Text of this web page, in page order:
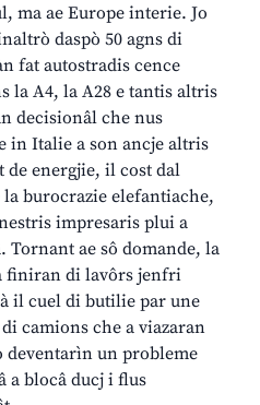
ma ae Europe interie. Jo
daspò 50 agns di
fat autostradis cence
la A4, la A28 e tantis altris
decisionâl che nus
in Italie a son ancje altris
energjie, il cost dal
burocrazie elefantiache,
impresaris plui a
Tornant ae sô domande, la
finiran di lavôrs jenfri
il cuel di butilie par une
camions che a viazaran
deventarìn un probleme
a blocâ ducj i flus